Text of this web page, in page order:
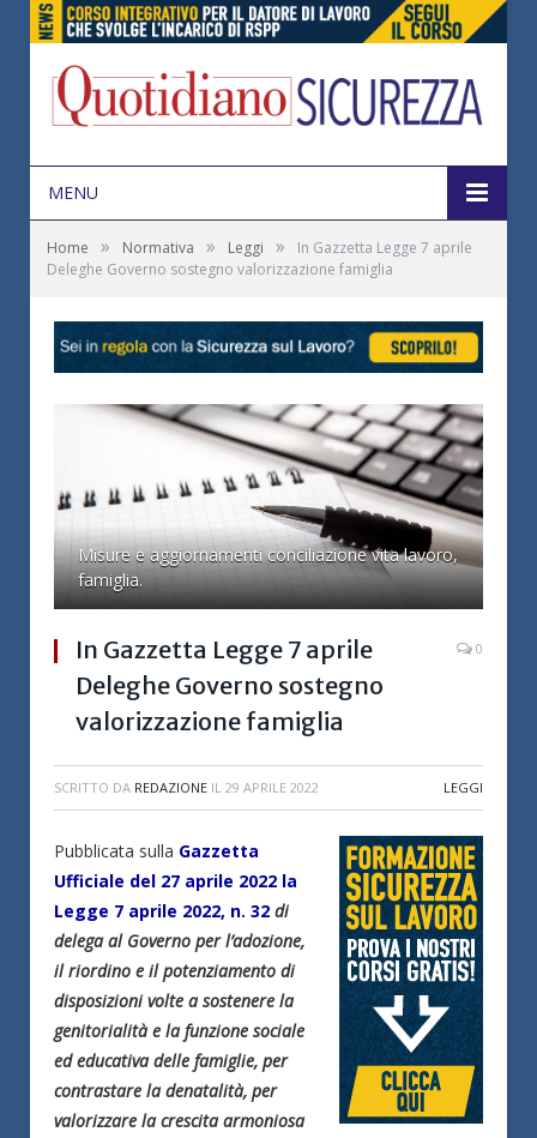
MENU
Home » Normativa » Leggi »
In Gazzetta Legge 7 aprile
Deleghe Governo sostegno valorizzazione famiglia
Misure e aggiornamenti conciliazione vita lavoro,
famiglia.
In Gazzetta Legge 7 aprile
Deleghe Governo sostegno
valorizzazione famiglia
0
SCRITTO DA REDAZIONE IL 29 APRILE 2022 LEGGI
Pubblicata sulla Gazzetta
Ufficiale del 27 aprile 2022 la
Legge 7 aprile 2022, n. 32 di
delega al Governo per l’adozione,
il riordino e il potenziamento di
disposizioni volte a sostenere la
genitorialità e la funzione sociale
ed educativa delle famiglie, per
contrastare la denatalità, per
valorizzare la crescita armoniosa